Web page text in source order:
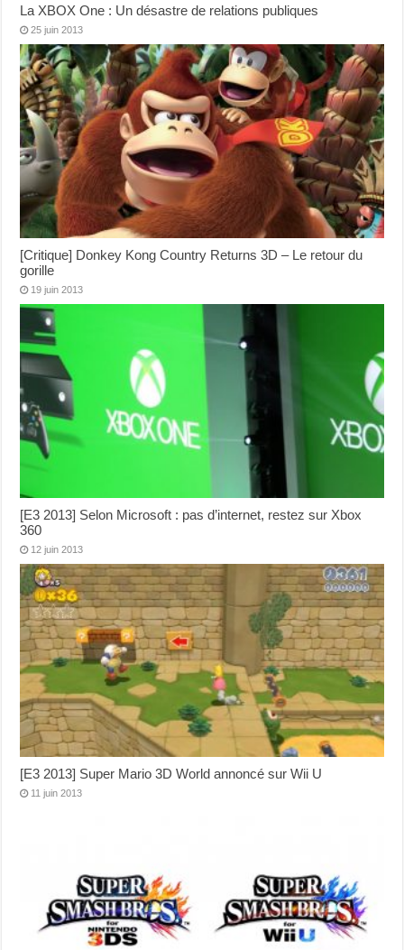
La XBOX One : Un désastre de relations publiques
25 juin 2013
[Critique] Donkey Kong Country Returns 3D – Le retour du
gorille
19 juin 2013
[E3 2013] Selon Microsoft : pas d’internet, restez sur Xbox
360
12 juin 2013
[E3 2013] Super Mario 3D World annoncé sur Wii U
11 juin 2013